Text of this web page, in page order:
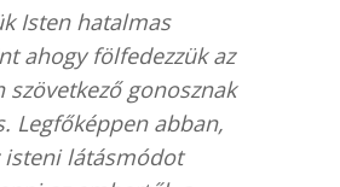
Isten hatalmas
ahogy fölfedezzük az
szövetkező gonosznak
Legfőképpen abban,
isteni látásmódot